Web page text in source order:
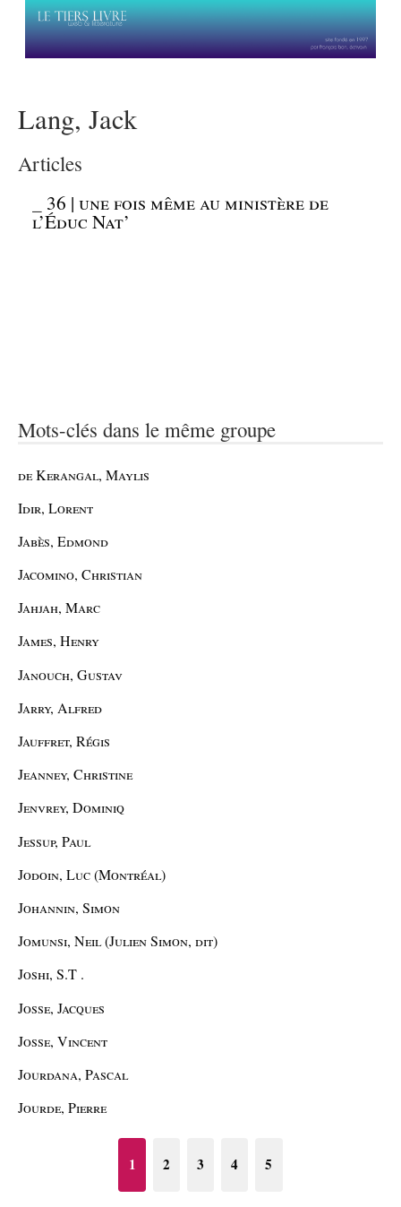
Lang, Jack
Articles
36 | une fois même au ministère de
l’Éduc Nat’
Mots-clés dans le même groupe
de Kerangal, Maylis
Idir, Lorent
Jabès, Edmond
Jacomino, Christian
Jahjah, Marc
James, Henry
Janouch, Gustav
Jarry, Alfred
Jauffret, Régis
Jeanney, Christine
Jenvrey, Dominiq
Jessup, Paul
Jodoin, Luc (Montréal)
Johannin, Simon
Jomunsi, Neil (Julien Simon, dit)
Joshi, S.T .
Josse, Jacques
Josse, Vincent
Jourdana, Pascal
Jourde, Pierre
1 2 3 4 5